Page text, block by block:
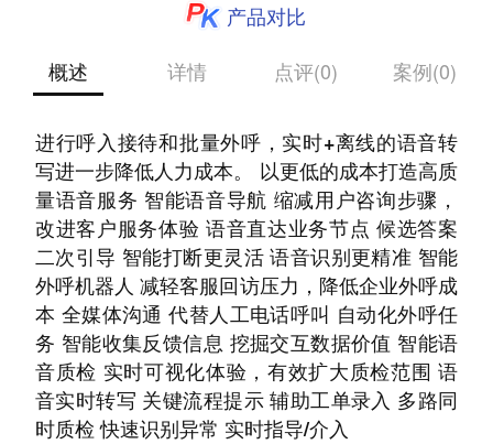
产品对比
概述
详情 点评(0) 案例(0)
进行呼入接待和批量外呼，实时+离线的语音转
写进一步降低人力成本。 以更低的成本打造高质
量语音服务 智能语音导航 缩减用户咨询步骤，
改进客户服务体验 语音直达业务节点 候选答案
二次引导 智能打断更灵活 语音识别更精准 智能
外呼机器人 减轻客服回访压力，降低企业外呼成
本 全媒体沟通 代替人工电话呼叫 自动化外呼任
务 智能收集反馈信息 挖掘交互数据价值 智能语
音质检 实时可视化体验，有效扩大质检范围 语
音实时转写 关键流程提示 辅助工单录入 多路同
时质检 快速识别异常 实时指导/介入